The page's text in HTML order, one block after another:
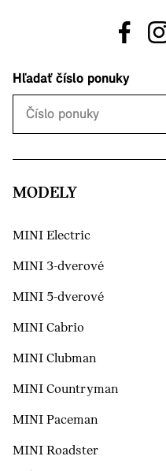
Hľadať číslo ponuky
MODELY
MINI Electric
MINI 3-dverové
MINI 5-dverové
MINI Cabrio
MINI Clubman
MINI Countryman
MINI Paceman
MINI Roadster